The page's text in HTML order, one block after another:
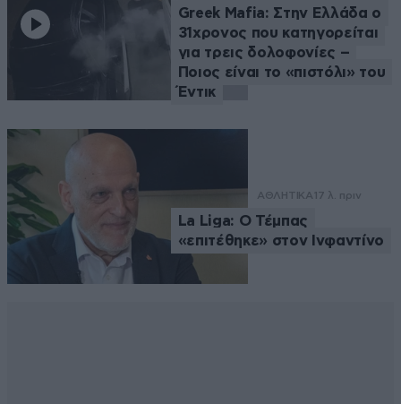
Greek Mafia: Στην Ελλάδα ο
31χρονος που κατηγορείται
για τρεις δολοφονίες –
Ποιος είναι το «πιστόλι» του
Έντικ
ΑΘΛΗΤΙΚΑ 17 λ. πριν
La Liga: Ο Τέμπας
«επιτέθηκε» στον Ινφαντίνο